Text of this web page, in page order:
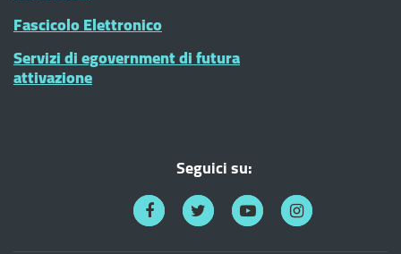
Fascicolo Elettronico
Servizi di egovernment di futura
attivazione
Seguici su: